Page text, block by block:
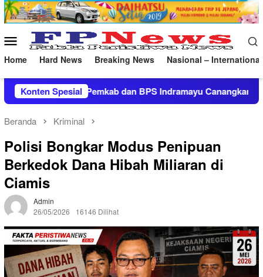
Loncat
ke
Menu
Mobile
Home Hard News Breaking News Nasional – International
Konten Spesial
BPS Indramayu Canangkan Program Desa Cantik 2026
Beranda Kriminal
Polisi Bongkar Modus Penipuan
Berkedok Dana Hibah Miliaran di
Ciamis
Admin
26/05/2026
16146 Dilihat